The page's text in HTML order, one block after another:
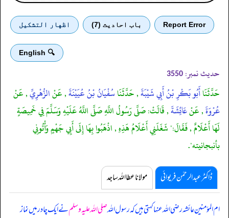
Report Error باب احادیث (7) اظهار التشكيل
🔍 English
حدیث نمبر: 3550
حَدَّثَنَاأَبُو بَكْرِ بْنُ أَبِي شَيْبَةَ, حَدَّثَنَاسُفْيَانُ بْنُ عُيَيْنَةَ, عَنْالزُّهْرِيِّ, عَنْ
عُرْوَةَ, عَنْعَائِشَةَ, قَالَتْ: صَلَّى رَسُولُ اللَّهِ صَلَّى اللَّهُ عَلَيْهِ وَسَلَّمَ فِي خَمِيصَةٍ
لَهَا أَعْلَامٌ , فَقَالَ:" شَغَلَنِي أَعْلَامُ هَذِهِ , اذْهَبُوا بِهَا إِلَى أَبِي جَهْمٍ وَأْتُونِي
بأنبجانيته".
ڈاکٹر عبدالرحمٰن فریوائی مولانا عطا اللہ ساجد
ام المؤمنین عائشہ رضی اللہ عنہا کہتی ہیں کہرسول اللہصلی اللہ علیہ وسلمنے ایک چادر میں نماز